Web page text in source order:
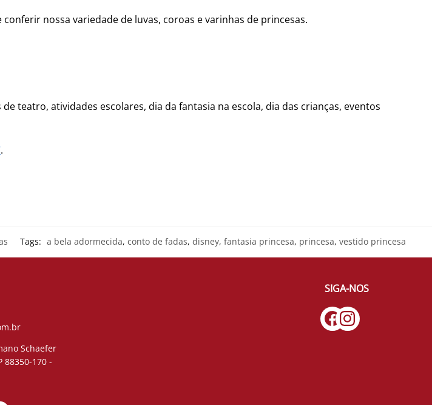
nossa variedade de luvas, coroas e varinhas de princesas.
teatro, atividades escolares, dia da fantasia na escola, dia das crianças, eventos
.
Tags: a bela adormecida, conto de fadas, disney, fantasia princesa, princesa, vestido princesa
Schaefer
88350-170 -
SIGA-NOS